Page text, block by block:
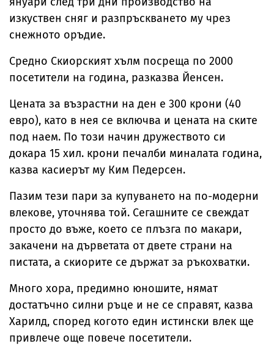
изкуствен сняг и разпръскването му чрез
снежното оръдие.
Средно Скиорският хълм посреща по 2000
посетители на година, разказва Йенсен.
Цената за възрастни на ден е 300 крони (40
евро), като в нея се включва и цената на ските
под наем. По този начин дружеството си
докара 15 хил. крони печалби миналата година,
казва касиерът му Ким Педерсен.
Пазим тези пари за купуването на по-модерни
влекове, уточнява той. Сегашните се свеждат
просто до въже, което се плъзга по макари,
закачени на дърветата от двете страни на
пистата, а скиорите се държат за ръкохватки.
Много хора, предимно юношите, нямат
достатъчно силни ръце и не се справят, казва
Харилд, според когото един истински влек ще
привлече още повече посетители.